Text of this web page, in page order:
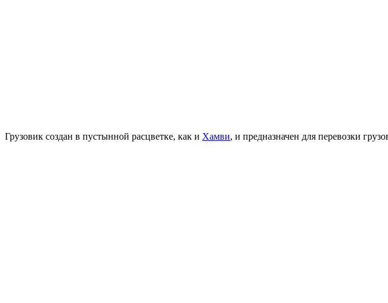
Грузовик создан в пустынной расцветке, как и Хамви, и предназначен для перевозки